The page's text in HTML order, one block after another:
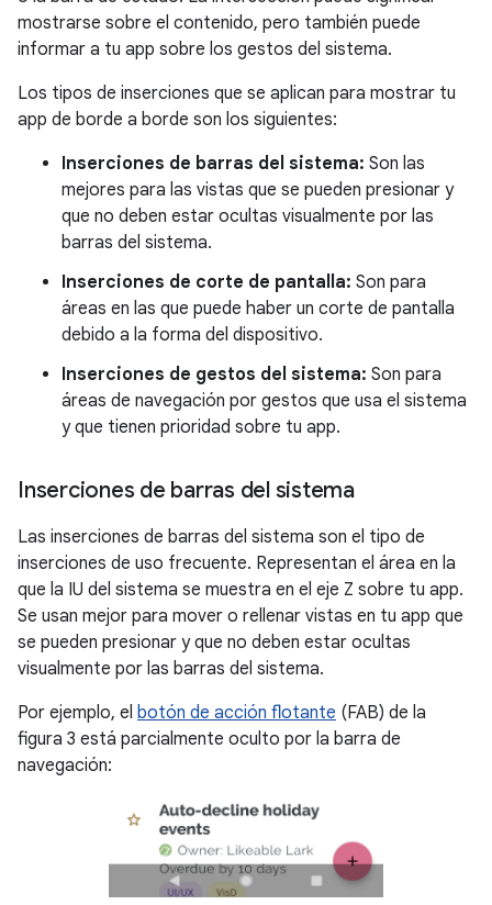
mostrarse sobre el contenido, pero también puede
informar a tu app sobre los gestos del sistema.
Los tipos de inserciones que se aplican para mostrar tu
app de borde a borde son los siguientes:
Inserciones de barras del sistema: Son las
mejores para las vistas que se pueden presionar y
que no deben estar ocultas visualmente por las
barras del sistema.
Inserciones de corte de pantalla: Son para
áreas en las que puede haber un corte de pantalla
debido a la forma del dispositivo.
Inserciones de gestos del sistema: Son para
áreas de navegación por gestos que usa el sistema
y que tienen prioridad sobre tu app.
Inserciones de barras del sistema
Las inserciones de barras del sistema son el tipo de
inserciones de uso frecuente. Representan el área en la
que la IU del sistema se muestra en el eje Z sobre tu app.
Se usan mejor para mover o rellenar vistas en tu app que
se pueden presionar y que no deben estar ocultas
visualmente por las barras del sistema.
Por ejemplo, el botón de acción flotante (FAB) de la
figura 3 está parcialmente oculto por la barra de
navegación: